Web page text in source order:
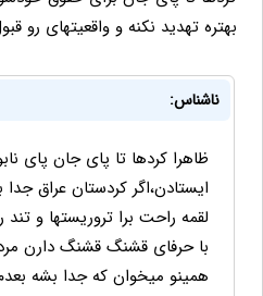
بهتره تهدید نکنه و واقعیتهای رو
ناشناس:
ظاهرا کردها تا پای جان پای
ایستادن،اگر کردستان عراق
لقمه راحت برا تروریستها و
با حرفای قشنگ قشنگ دارن
همینو میخوان که جدا بشه